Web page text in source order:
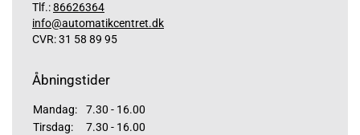
Tlf.:86626364
info@automatikcentret.dk
CVR: 31 58 89 95
Åbningstider
Mandag:
7.30 - 16.00
Tirsdag:
7.30 - 16.00